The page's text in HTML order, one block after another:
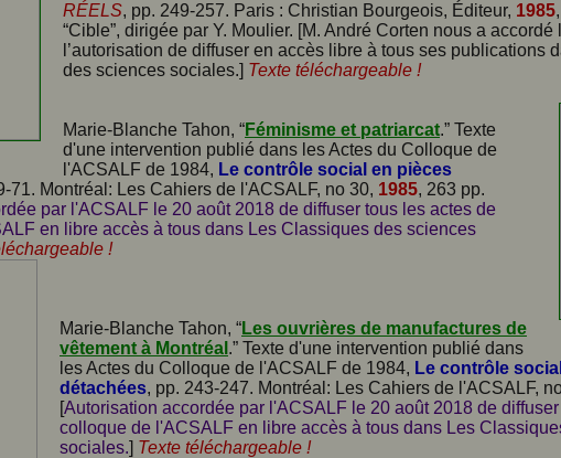
RÉELS, pp. 249-257. Paris : Christian Bourgeois, Éditeur, 1985
“Cible”, dirigée par Y. Moulier. [M. André Corten nous a accordé
l’autorisation de diffuser en accès libre à tous ses publications
des sciences sociales.] Texte téléchargeable !
Marie-Blanche Tahon, “Féminisme et patriarcat.” Texte
d'une intervention publié dans les Actes du Colloque de
l'ACSALF de 1984, Le contrôle social en pièces
71. Montréal: Les Cahiers de l'ACSALF, no 30, 1985, 263 pp.
par l'ACSALF le 20 août 2018 de diffuser tous les actes de
en libre accès à tous dans Les Classiques des sciences
!
Marie-Blanche Tahon, “Les ouvrières de manufactures de
vêtement à Montréal .” Texte d'une intervention publié dans
les Actes du Colloque de l'ACSALF de 1984, Le contrôle
détachées, pp. 243-247. Montréal: Les Cahiers de l'ACSALF,
[Autorisation accordée par l'ACSALF le 20 août 2018 de
colloque de l'ACSALF en libre accès à tous dans Les
sociales.] Texte téléchargeable !